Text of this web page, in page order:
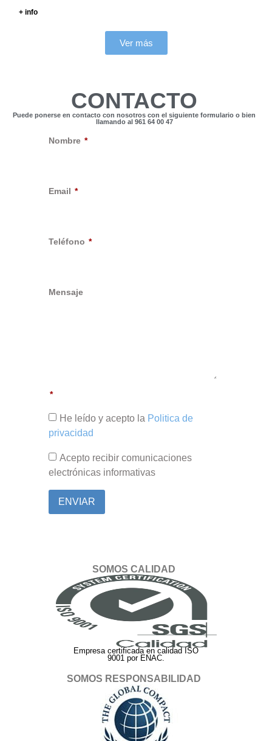
+ info
Ver más
CONTACTO
Puede ponerse en contacto con nosotros con el siguiente formulario o bien
llamando al 961 64 00 47
Nombre
Email
Teléfono
Mensaje
He leído y acepto la Politica de
privacidad
Acepto recibir comunicaciones
electrónicas informativas
ENVIAR
SOMOS CALIDAD
Empresa certificada en calidad ISO
9001 por ENAC.
SOMOS RESPONSABILIDAD